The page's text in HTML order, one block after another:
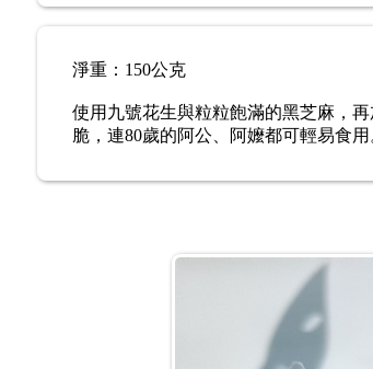
淨重：150公克
使用九號花生與粒粒飽滿的黑芝麻，
脆，連80歲的阿公、阿嬤都可輕易食用